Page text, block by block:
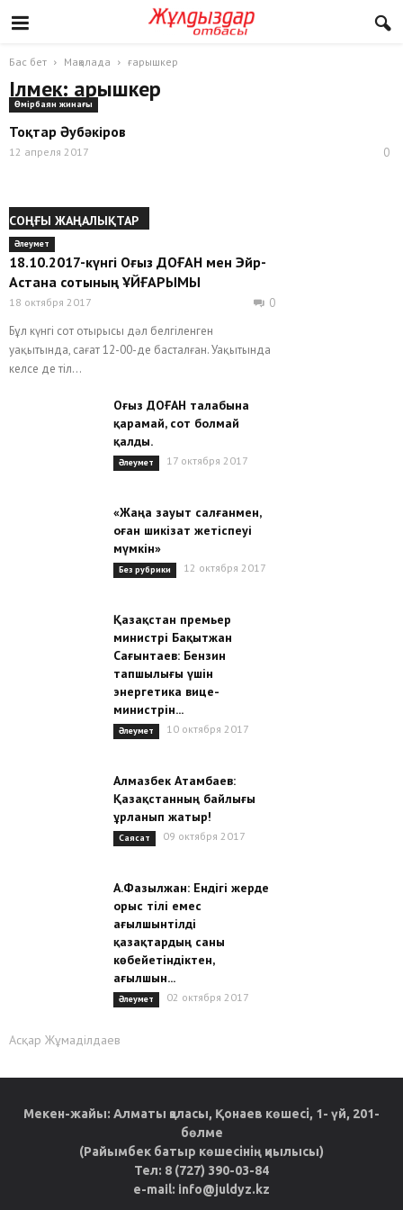
Бас бет Мақалада ғарышкер
Ілмек: ғарышкер
Өмірбаян жинағы
Тоқтар Әубәкіров
12 апреля 2017 0
СОҢҒЫ ЖАҢАЛЫҚТАР
Әлеумет
18.10.2017-күнгі Оғыз ДОҒАН мен Эйр-
Астана сотының ҰЙҒАРЫМЫ
18 октября 2017
0
Бұл күнгі сот отырысы дәл белгіленген
уақытында, сағат 12-00-де басталған. Уақытында
келсе де тіл...
Оғыз ДОҒАН талабына
қарамай, сот болмай
қалды.
Әлеумет 17 октября 2017
«Жаңа зауыт салғанмен,
оған шикізат жетіспеуі
мүмкін»
Без рубрики 12 октября 2017
Қазақстан премьер
министрі Бақытжан
Сағынтаев: Бензин
тапшылығы үшін
энергетика вице-
министрін...
Әлеумет 10 октября 2017
Алмазбек Атамбаев:
Қазақстанның байлығы
ұрланып жатыр!
Саясат 09 октября 2017
А.Фазылжан: Ендігі жерде
орыс тілі емес
ағылшынтілді
қазақтардың саны
көбейетіндіктен,
ағылшын...
Әлеумет 02 октября 2017
Асқар Жұмаділдаев
Мекен-жайы: Алматы қаласы, Қонаев көшесі, 1- үй, 201-
бөлме
(Райымбек батыр көшесінің қиылысы)
Тел: 8 (727) 390-03-84
e-mail: info@juldyz.kz